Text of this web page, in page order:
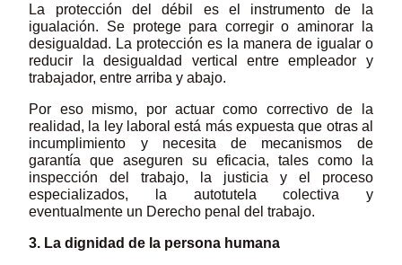
La protección del débil es el instrumento de la
igualación. Se protege para corregir o aminorar la
desigualdad. La protección es la manera de igualar o
reducir la desigualdad vertical entre empleador y
trabajador, entre arriba y abajo.
Por eso mismo, por actuar como correctivo de la
realidad, la ley laboral está más expuesta que otras al
incumplimiento y necesita de mecanismos de
garantía que aseguren su eficacia, tales como la
inspección del trabajo, la justicia y el proceso
especializados, la autotutela colectiva y
eventualmente un Derecho penal del trabajo.
3. La dignidad de la persona humana